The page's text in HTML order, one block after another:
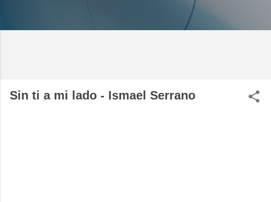
Sin ti a mi lado - Ismael Serrano